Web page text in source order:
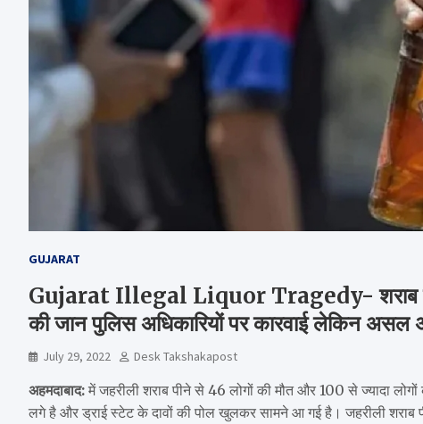
GUJARAT
Gujarat Illegal Liquor Tragedy- शराब
की जान पुलिस अधिकारियों पर कारवाई लेकिन असल
July 29, 2022 Desk Takshakapost
अहमदाबाद: में जहरीली शराब पीने से 46 लोगों की मौत और 100 से ज्यादा
लगे है और ड्राई स्टेट के दावों की पोल खुलकर सामने आ गई है। जहरीली शराब